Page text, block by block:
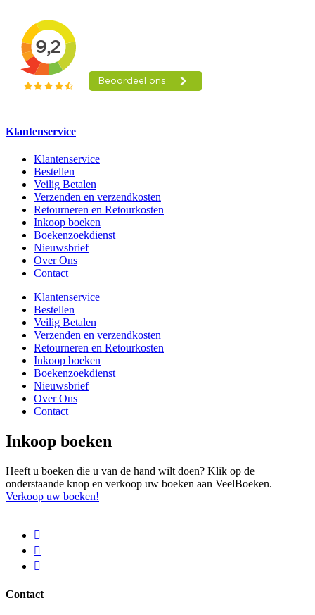
Klantenservice
Klantenservice
Bestellen
Veilig Betalen
Verzenden en verzendkosten
Retourneren en Retourkosten
Inkoop boeken
Boekenzoekdienst
Nieuwsbrief
Over Ons
Contact
Klantenservice
Bestellen
Veilig Betalen
Verzenden en verzendkosten
Retourneren en Retourkosten
Inkoop boeken
Boekenzoekdienst
Nieuwsbrief
Over Ons
Contact
Inkoop boeken
Heeft u boeken die u van de hand wilt doen? Klik op de
onderstaande knop en verkoop uw boeken aan VeelBoeken.
Verkoop uw boeken!
Contact